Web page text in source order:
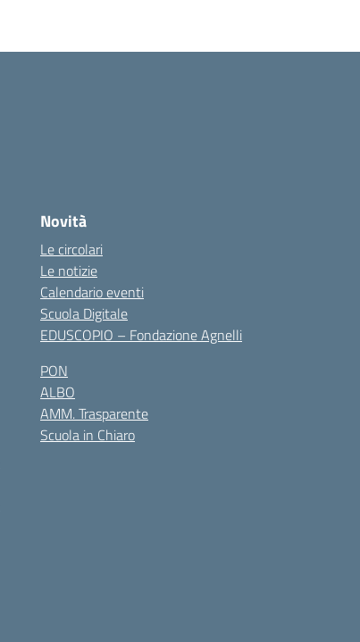
Novità
Le circolari
Le notizie
Calendario eventi
Scuola Digitale
EDUSCOPIO – Fondazione Agnelli
PON
ALBO
AMM. Trasparente
Scuola in Chiaro